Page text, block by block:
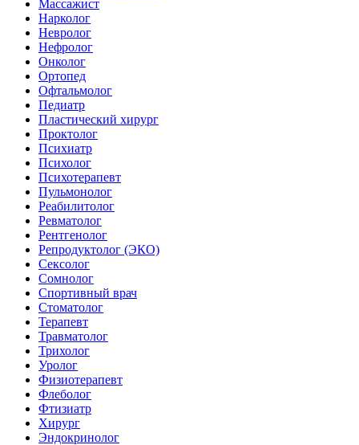
Массажист
Нарколог
Невролог
Нефролог
Онколог
Ортопед
Офтальмолог
Педиатр
Пластический хирург
Проктолог
Психиатр
Психолог
Психотерапевт
Пульмонолог
Реабилитолог
Ревматолог
Рентгенолог
Репродуктолог (ЭКО)
Сексолог
Сомнолог
Спортивный врач
Стоматолог
Терапевт
Травматолог
Трихолог
Уролог
Физиотерапевт
Флеболог
Фтизиатр
Хирург
Эндокринолог